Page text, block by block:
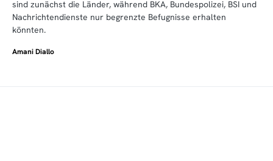
sind zunächst die Länder, während BKA, Bundespolizei, BSI und
Nachrichtendienste nur begrenzte Befugnisse erhalten
könnten.
Amani Diallo